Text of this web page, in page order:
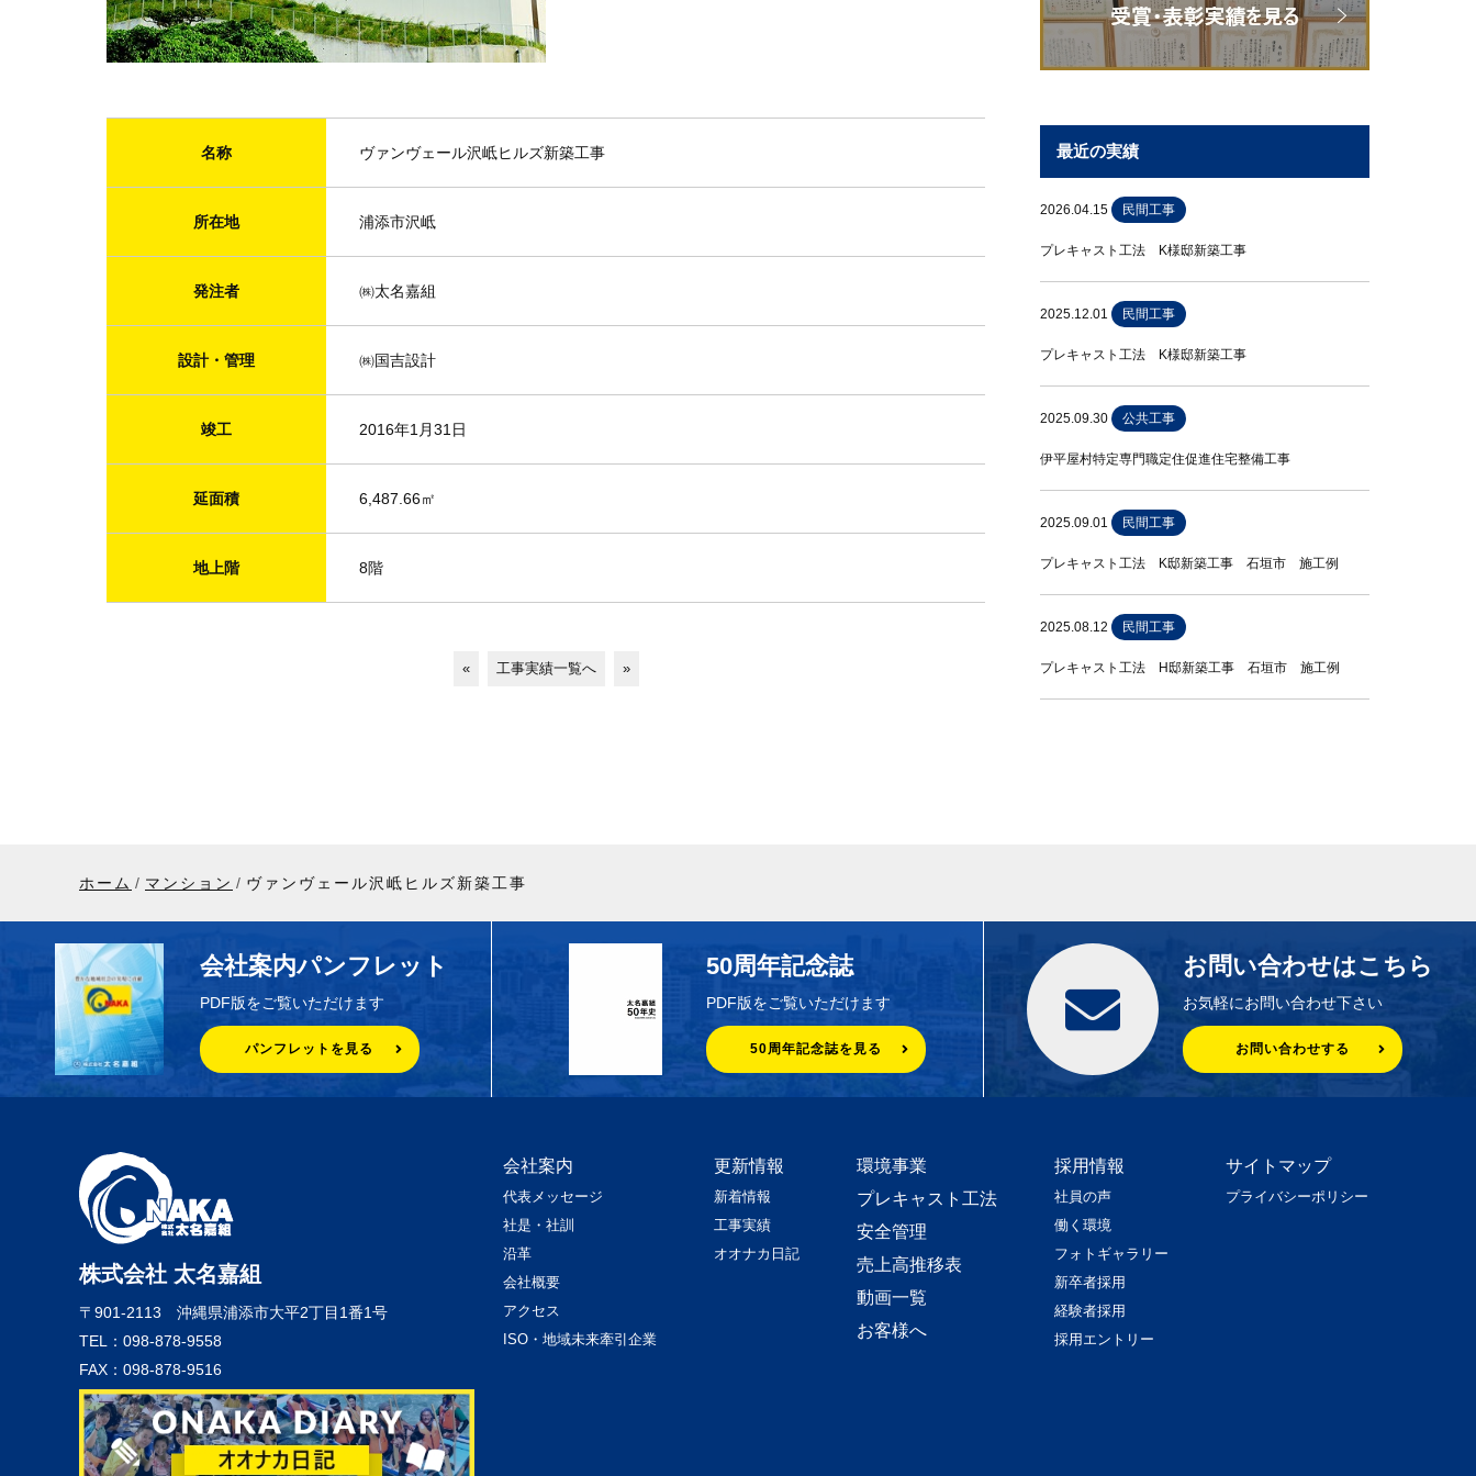
名称 ヴァンヴェール沢岻ヒルズ新築工事
所在地 浦添市沢岻
発注者 ㈱太名嘉組
設計・管理 ㈱国吉設計
竣工 2016年1月31日
延面積 6,487.66㎡
地上階 8階
« 工事実績一覧へ »
最近の実績
2026.04.15 民間工事
プレキャスト工法 K様邸新築工事
2025.12.01 民間工事
プレキャスト工法 K様邸新築工事
2025.09.30 公共工事
伊平屋村特定専門職定住促進住宅整備工事
2025.09.01 民間工事
プレキャスト工法 K邸新築工事 石垣市 施工例
2025.08.12 民間工事
プレキャスト工法 H邸新築工事 石垣市 施工例
ホーム マンション ヴァンヴェール沢岻ヒルズ新築工事
会社案内パンフレット
PDF版をご覧いただけます
パンフレットを見る
50周年記念誌
PDF版をご覧いただけます
50周年記念誌を見る
お問い合わせはこちら
お気軽にお問い合わせ下さい
お問い合わせする
株式会社 太名嘉組
〒901-2113 沖縄県浦添市大平2丁目1番1号
TEL：098-878-9558
FAX：098-878-9516
会社案内
代表メッセージ
社是・社訓
沿革
会社概要
アクセス
ISO・地域未来牽引企業
更新情報
新着情報
工事実績
オオナカ日記
環境事業
プレキャスト工法
安全管理
売上高推移表
動画一覧
お客様へ
採用情報
社員の声
働く環境
フォトギャラリー
新卒者採用
経験者採用
採用エントリー
サイトマップ
プライバシーポリシー